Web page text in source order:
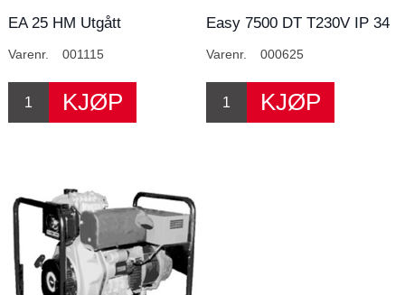
EA 25 HM Utgått
Varenr. 001115
Easy 7500 DT T230V IP 34
Varenr. 000625